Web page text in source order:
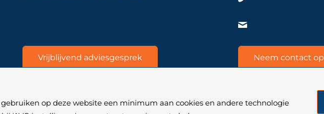
Vrijblijvend adviesgesprek Neem contact op
op deze website een minimum aan cookies en andere technologie